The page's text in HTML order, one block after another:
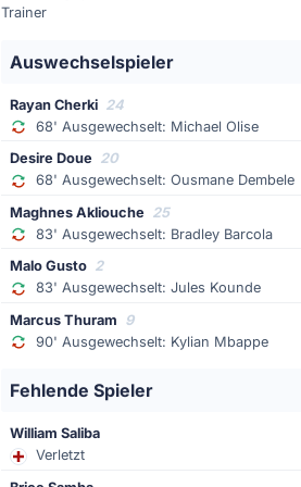
26'
Aymen Hussein
Iraks erster Wechsel: Aymen
14' Tor !
Frankreich erzielt dank Kylian
6'
Gelbe Karte
Amir Al-Ammari
Gelbe Karte für Amir Al-Ammari.
Trainer
Auswechselspieler
Rayan Cherki 24
68' Ausgewechselt: Michael Olise
Desire Doue 20
68' Ausgewechselt: Ousmane Dembele
Maghnes Akliouche 25
83' Ausgewechselt: Bradley Barcola
Malo Gusto 2
83' Ausgewechselt: Jules Kounde
Marcus Thuram 9
90' Ausgewechselt: Kylian Mbappe
Fehlende Spieler
William Saliba
Verletzt